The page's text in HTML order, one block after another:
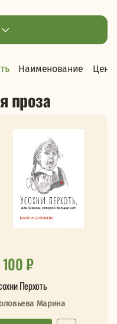
Наименование Цена
проза
100 ₽
Перхоть
Марина